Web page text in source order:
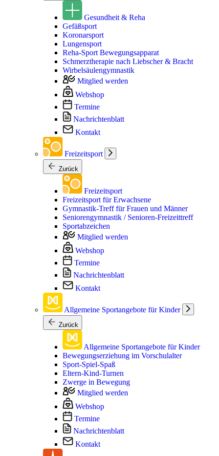
Gesundheit & Reha
Gefäßsport
Koronarsport
Lungensport
Reha-Sport Bewegungsapparat
Schmerztherapie nach Liebscher & Bracht
Wirbelsäulengymnastik
Mitglied werden
Webshop
Termine
Nachrichtenblatt
Kontakt
Freizeitsport
Zurück
Freizeitsport
Freizeitsport für Erwachsene
Gymnastik-Treff für Frauen und Männer
Seniorengymnastik / Senioren-Freizeittreff
Sportabzeichen
Mitglied werden
Webshop
Termine
Nachrichtenblatt
Kontakt
Allgemeine Sportangebote für Kinder
Zurück
Allgemeine Sportangebote für Kinder
Bewegungserziehung im Vorschulalter
Sport-Spiel-Spaß
Eltern-Kind-Turnen
Zwerge in Bewegung
Mitglied werden
Webshop
Termine
Nachrichtenblatt
Kontakt